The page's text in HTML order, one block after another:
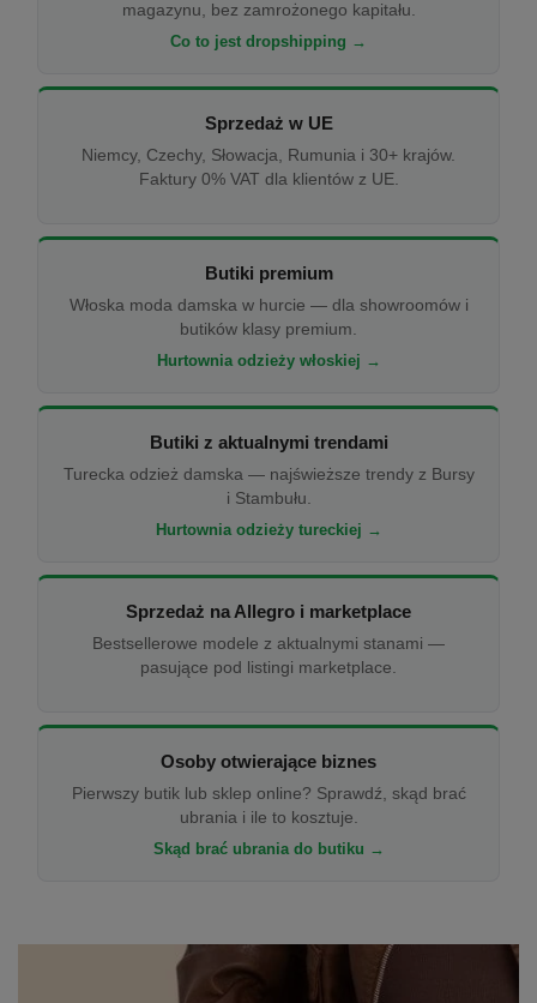
magazynu, bez zamrożonego kapitału.
Co to jest dropshipping →
Sprzedaż w UE
Niemcy, Czechy, Słowacja, Rumunia i 30+ krajów.
Faktury 0% VAT dla klientów z UE.
Butiki premium
Włoska moda damska w hurcie — dla showroomów i
butików klasy premium.
Hurtownia odzieży włoskiej →
Butiki z aktualnymi trendami
Turecka odzież damska — najświeższe trendy z Bursy
i Stambułu.
Hurtownia odzieży tureckiej →
Sprzedaż na Allegro i marketplace
Bestsellerowe modele z aktualnymi stanami —
pasujące pod listingi marketplace.
Osoby otwierające biznes
Pierwszy butik lub sklep online? Sprawdź, skąd brać
ubrania i ile to kosztuje.
Skąd brać ubrania do butiku →